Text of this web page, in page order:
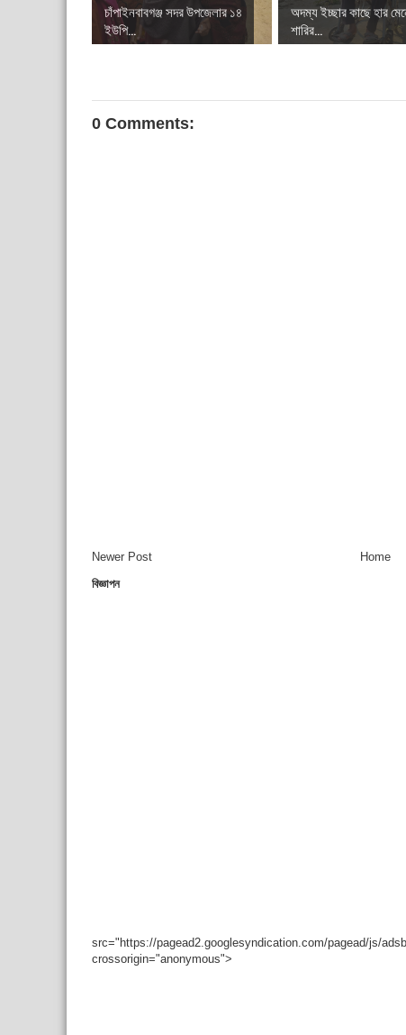
চাঁপাইনবাবগঞ্জ সদর উপজেলার ১৪
ইউপি...
অদম্য ইচ্ছার কাছে হার
শারির...
0 Comments:
Newer Post
Home
বিজ্ঞাপন
src="https://pagead2.googlesyndication.com/pagead/js/
crossorigin="anonymous">